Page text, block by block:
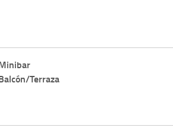
Terraza